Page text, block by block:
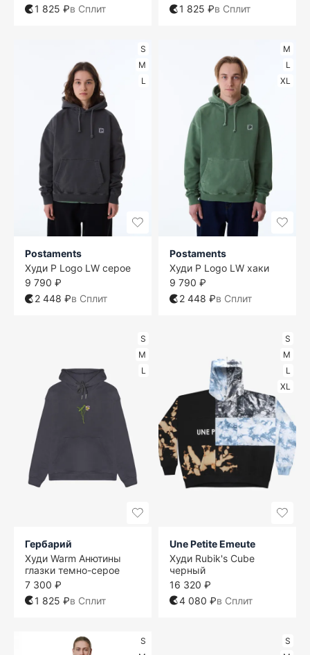
1 825 ₽в Сплит
1 825 ₽в Сплит
S
M
L
Postaments
Худи P Logo LW серое
9 790 ₽
2 448 ₽в Сплит
M
L
XL
Postaments
Худи P Logo LW хаки
9 790 ₽
2 448 ₽в Сплит
S
M
L
Гербарий
Худи Warm Анютины
глазки темно-серое
7 300 ₽
1 825 ₽в Сплит
S
M
L
XL
Une Petite Emeute
Худи Rubik's Cube
черный
16 320 ₽
4 080 ₽в Сплит
S
S